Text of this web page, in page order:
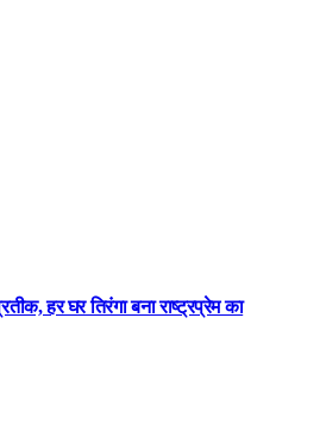
हर घर तिरंगा बना राष्ट्रप्रेम का